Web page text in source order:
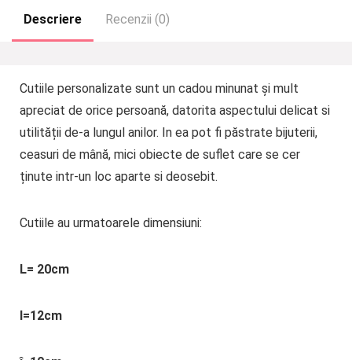
Descriere Recenzii (0)
Cutiile personalizate sunt un cadou minunat și mult
apreciat de orice persoană, datorita aspectului delicat si
utilității de-a lungul anilor. In ea pot fi păstrate bijuterii,
ceasuri de mână, mici obiecte de suflet care se cer
ținute intr-un loc aparte si deosebit.
Cutiile au urmatoarele dimensiuni:
L= 20cm
l=12cm